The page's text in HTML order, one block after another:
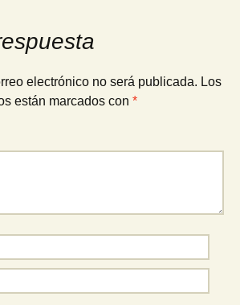
electrónico no será publicada. Los
están marcados con *